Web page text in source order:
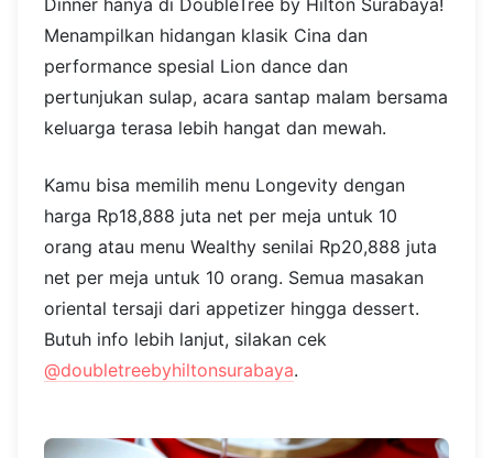
Lokasi: Jl. MH Thamrin Kav. 28-30, Menteng
8. DoubleTree by Hilton
Surabaya
Rasakan kemeriahan Dragon’s Nest Lantern Gala
Menampilkan hidangan klasik Cina dan